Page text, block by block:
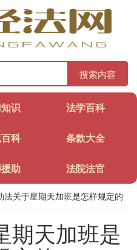
搜索内容
识 法学百科
科 条款大全
助 法院法官
法关于星期天加班是怎样规定的
期天加班是